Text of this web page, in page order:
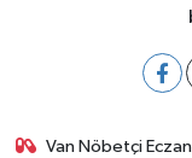
Van Nöbetçi